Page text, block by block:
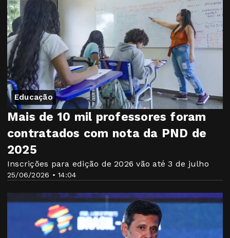
Educação
25/06/2026 • 14:04
Mais de 10 mil professores foram
contratados com nota da PND de
2025
Inscrições para edição de 2026 vão até 3 de julho